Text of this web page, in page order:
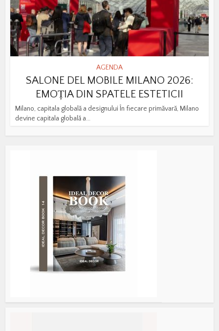
AGENDA
SALONE DEL MOBILE MILANO 2026:
EMOȚIA DIN SPATELE ESTETICII
Milano, capitala globală a designului În fiecare primăvară, Milano
devine capitala globală a...